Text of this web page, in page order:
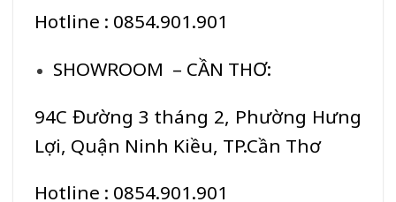
Hotline : 0854.901.901
SHOWROOM – CẦN THƠ:
94C Đường 3 tháng 2, Phường Hưng
Lợi, Quận Ninh Kiều, TP.Cần Thơ
Hotline : 0854.901.901